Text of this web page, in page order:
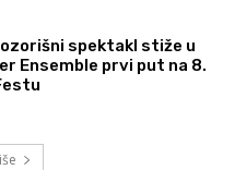
spektakl stiže u
Ensemble prvi put na 8.